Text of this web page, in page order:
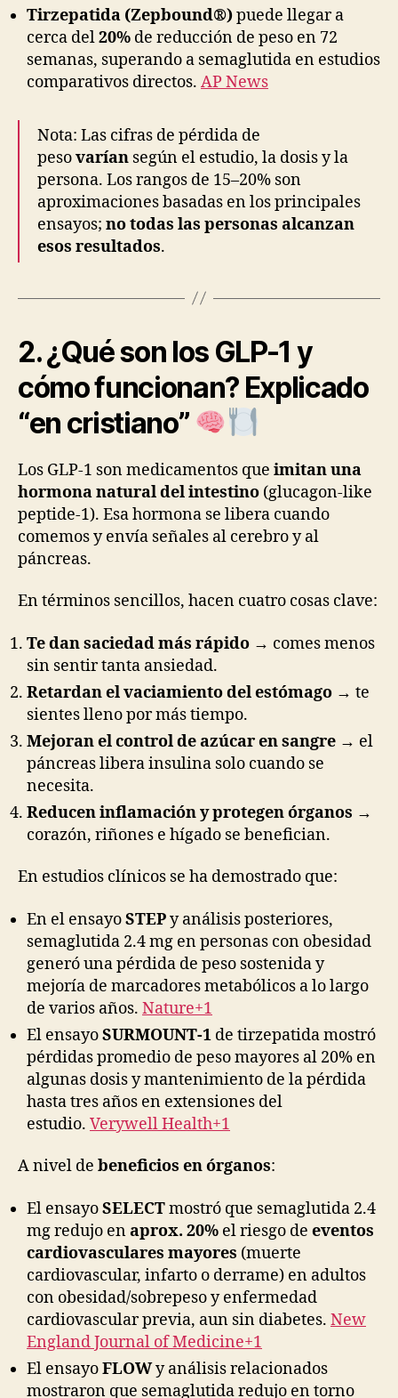
Tirzepatida (Zepbound®)puede llegar a
cerca del20% de reducción de peso en 72
semanas, superando a semaglutida en estudios
comparativos directos. AP News
Nota: Las cifras de pérdida de
pesovarían según el estudio, la dosis y la
persona. Los rangos de 15–20% son
aproximaciones basadas en los principales
ensayos; no todas las personas alcanzan
esos resultados.
2. ¿Qué son los GLP-1 y
cómo funcionan? Explicado
“en cristiano”
Los GLP-1 son medicamentos que imitan una
hormona natural del intestino (glucagon-like
peptide-1). Esa hormona se libera cuando
comemos y envía señales al cerebro y al
páncreas.
En términos sencillos, hacen cuatro cosas clave:
Te dan saciedad más rápido → comes menos
sin sentir tanta ansiedad.
Retardan el vaciamiento del estómago → te
sientes lleno por más tiempo.
Mejoran el control de azúcar en sangre → el
páncreas libera insulina solo cuando se
necesita.
Reducen inflamación y protegen órganos →
corazón, riñones e hígado se benefician.
En estudios clínicos se ha demostrado que:
En el ensayoSTEPy análisis posteriores,
semaglutida 2.4 mg en personas con obesidad
generó una pérdida de peso sostenida y
mejoría de marcadores metabólicos a lo largo
de varios años. Nature+1
El ensayoSURMOUNT-1 de tirzepatida mostró
pérdidas promedio de peso mayores al 20% en
algunas dosis y mantenimiento de la pérdida
hasta tres años en extensiones del
estudio. Verywell Health+1
A nivel de beneficios en órganos:
El ensayoSELECTmostró que semaglutida 2.4
mg redujo enaprox. 20% el riesgo de eventos
cardiovasculares mayores (muerte
cardiovascular, infarto o derrame) en adultos
con obesidad/sobrepeso y enfermedad
cardiovascular previa, aun sin diabetes. New
England Journal of Medicine+1
El ensayoFLOWy análisis relacionados
mostraron que semaglutida redujo en torno